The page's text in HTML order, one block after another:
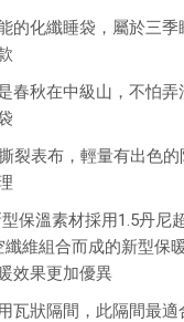
的化纖睡袋，屬於三
春秋在中級山，不怕
裂表布，輕量有出色
型保溫素材採用1.5丹尼
維組合而成的新型保
效果更加優異
瓦狀隔間，此隔間最